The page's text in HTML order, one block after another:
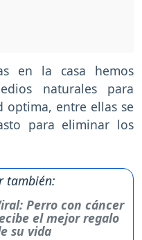
en la casa hemos
naturales para
optima, entre ellas se
para eliminar los
también:
Perro con cáncer
el mejor regalo
su vida